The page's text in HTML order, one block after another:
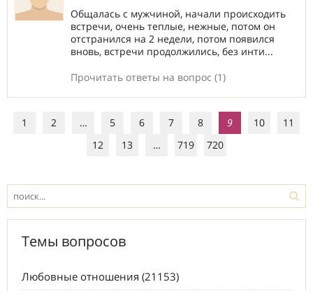
Общалась с мужчиной, начали происходить
встречи, очень теплые, нежные, потом он
отстранился на 2 недели, потом появился
вновь, встречи продолжились, без инти...
Прочитать ответы на вопрос (1)
1 2 … 5 6 7 8 9 10
11
12
13 … 719 720
Темы вопросов
Любовные отношения (21153)